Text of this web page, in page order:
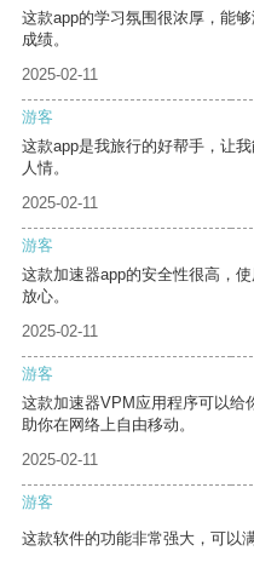
这款app的学习氛围很浓厚，能
成绩。
2025-02-11
游客
这款app是我旅行的好帮手，让
人情。
2025-02-11
游客
这款加速器app的安全性很高，
放心。
2025-02-11
游客
这款加速器VPM应用程序可以给
助你在网络上自由移动。
2025-02-11
游客
这款软件的功能非常强大，可以